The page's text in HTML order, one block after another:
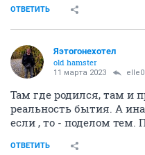
ОТВЕТИТЬ
Яэтогонехотел
old hamster
11 марта 2023
Там где родился, там и
реальность бытия. А
если , то - поделом тем.
ОТВЕТИТЬ